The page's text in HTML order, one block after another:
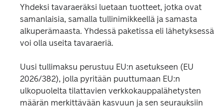
Yhdeksi tavaraeräksi luetaan tuotteet, jotka ovat
samanlaisia, samalla tullinimikkeellä ja samasta
alkuperämaasta. Yhdessä paketissa eli lähetyksessä
voi olla useita tavaraeriä.
Uusi tullimaksu perustuu EU:n asetukseen (EU
2026/382), jolla pyritään puuttumaan EU:n
ulkopuolelta tilattavien verkkokauppalähetysten
määrän merkittävään kasvuun ja sen seurauksiin